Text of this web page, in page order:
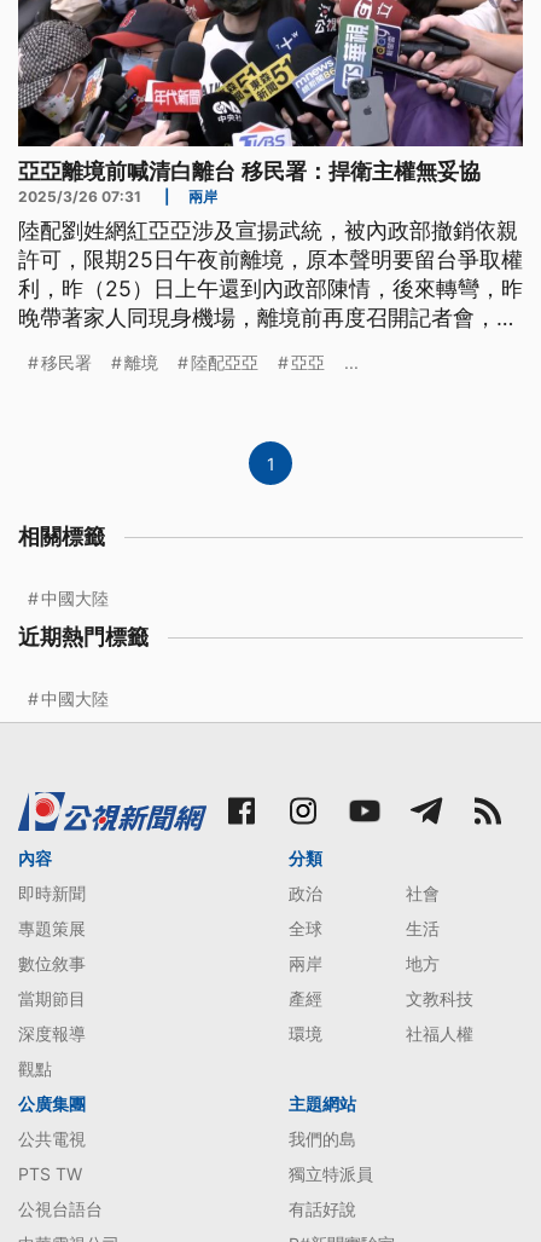
亞亞離境前喊清白離台 移民署：捍衛主權無妥協
2025/3/26 07:31 兩岸
陸配劉姓網紅亞亞涉及宣揚武統，被內政部撤銷依親
許可，限期25日午夜前離境，原本聲明要留台爭取權
利，昨（25）日上午還到內政部陳情，後來轉彎，昨
晚帶著家人同現身機場，離境前再度召開記者會，喊
捍衛國家主權沒有妥協空間，之後也會針對其他個案
移民署 離境 陸配亞亞 亞亞 ...
1
相關標籤
中國大陸
近期熱門標籤
中國大陸
內容
即時新聞
專題策展
數位敘事
當期節目
深度報導
觀點
分類
政治
社會
全球
生活
兩岸
地方
產經
文教科技
環境
社福人權
公廣集團
公共電視
PTS TW
公視台語台
主題網站
我們的島
獨立特派員
有話好說